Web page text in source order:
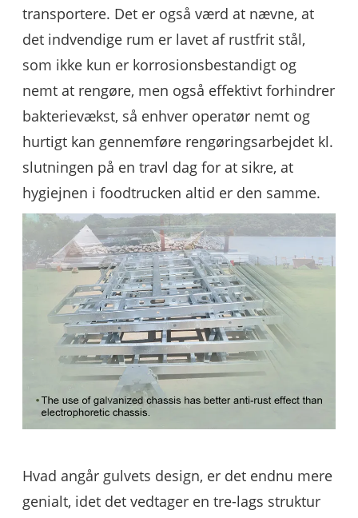
transportere. Det er også værd at nævne, at
det indvendige rum er lavet af rustfrit stål,
som ikke kun er korrosionsbestandigt og
nemt at rengøre, men også effektivt forhindrer
bakterievækst, så enhver operatør nemt og
hurtigt kan gennemføre rengøringsarbejdet kl.
slutningen på en travl dag for at sikre, at
hygiejnen i foodtrucken altid er den samme.
Hvad angår gulvets design, er det endnu mere
genialt, idet det vedtager en tre-lags struktur